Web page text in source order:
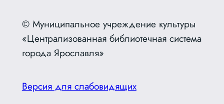
© Муниципальное учреждение культуры
«Централизованная библиотечная система
города Ярославля»
Версия для слабовидящих